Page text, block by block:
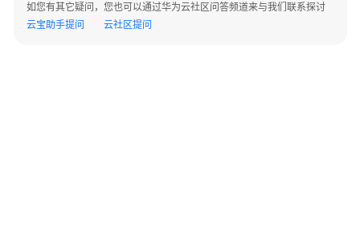
设
如您有其它疑问，您也可以通过华为云社区问答频道来与我们联系探讨
云宝助手提问
云社区提问